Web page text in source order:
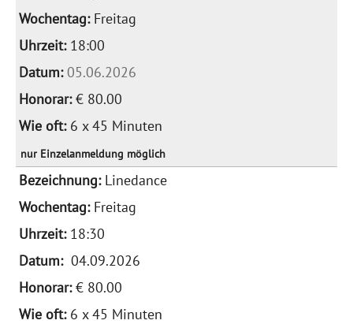
Freitag
18:00
05.06.2026
€ 80.00
6 x 45 Minuten
nur Einzelanmeldung möglich
Linedance
Freitag
18:30
04.09.2026
€ 80.00
6 x 45 Minuten